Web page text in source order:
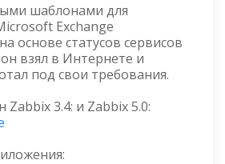
шаблонами для
Exchange
основе статусов сервисов
взял в Интернете и
под свои требования.
3.4: и Zabbix 5.0: